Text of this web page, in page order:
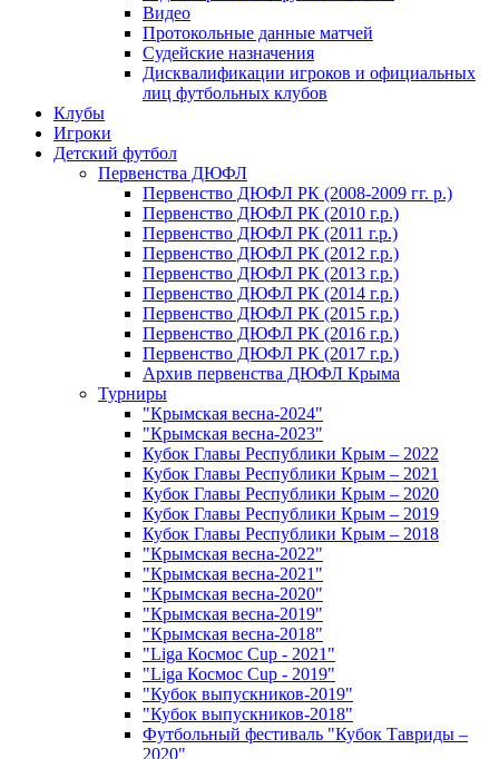
Видео
Протокольные данные матчей
Судейские назначения
Дисквалификации игроков и официальных
лиц футбольных клубов
Клубы
Игроки
Детский футбол
Первенства ДЮФЛ
Первенство ДЮФЛ РК (2008-2009 гг. р.)
Первенство ДЮФЛ РК (2010 г.р.)
Первенство ДЮФЛ РК (2011 г.р.)
Первенство ДЮФЛ РК (2012 г.р.)
Первенство ДЮФЛ РК (2013 г.р.)
Первенство ДЮФЛ РК (2014 г.р.)
Первенство ДЮФЛ РК (2015 г.р.)
Первенство ДЮФЛ РК (2016 г.р.)
Первенство ДЮФЛ РК (2017 г.р.)
Архив первенства ДЮФЛ Крыма
Турниры
"Крымская весна-2024"
"Крымская весна-2023"
Кубок Главы Республики Крым – 2022
Кубок Главы Республики Крым – 2021
Кубок Главы Республики Крым – 2020
Кубок Главы Республики Крым – 2019
Кубок Главы Республики Крым – 2018
"Крымская весна-2022"
"Крымская весна-2021"
"Крымская весна-2020"
"Крымская весна-2019"
"Крымская весна-2018"
"Liga Космос Cup - 2021"
"Liga Космос Cup - 2019"
"Кубок выпускников-2019"
"Кубок выпускников-2018"
Футбольный фестиваль "Кубок Тавриды –
2020"